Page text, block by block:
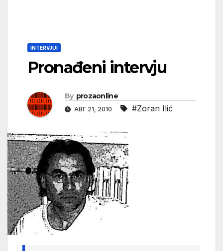
INTERVJUI
Pronađeni intervju
By prozaonline
АВГ 21, 2010 #Zoran Ilić